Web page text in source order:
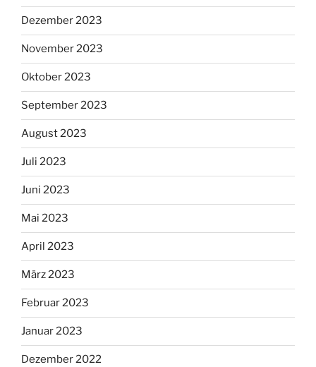
Dezember 2023
November 2023
Oktober 2023
September 2023
August 2023
Juli 2023
Juni 2023
Mai 2023
April 2023
März 2023
Februar 2023
Januar 2023
Dezember 2022